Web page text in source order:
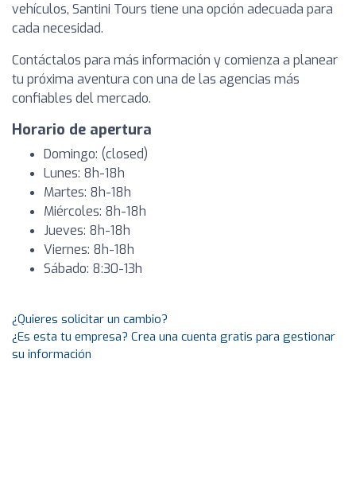
vehículos, Santini Tours tiene una opción adecuada para
cada necesidad.
Contáctalos para más información y comienza a planear
tu próxima aventura con una de las agencias más
confiables del mercado.
Horario de apertura
Domingo: (closed)
Lunes: 8h-18h
Martes: 8h-18h
Miércoles: 8h-18h
Jueves: 8h-18h
Viernes: 8h-18h
Sábado: 8:30-13h
¿Quieres solicitar un cambio?
¿Es esta tu empresa? Crea una cuenta gratis para gestionar
su información